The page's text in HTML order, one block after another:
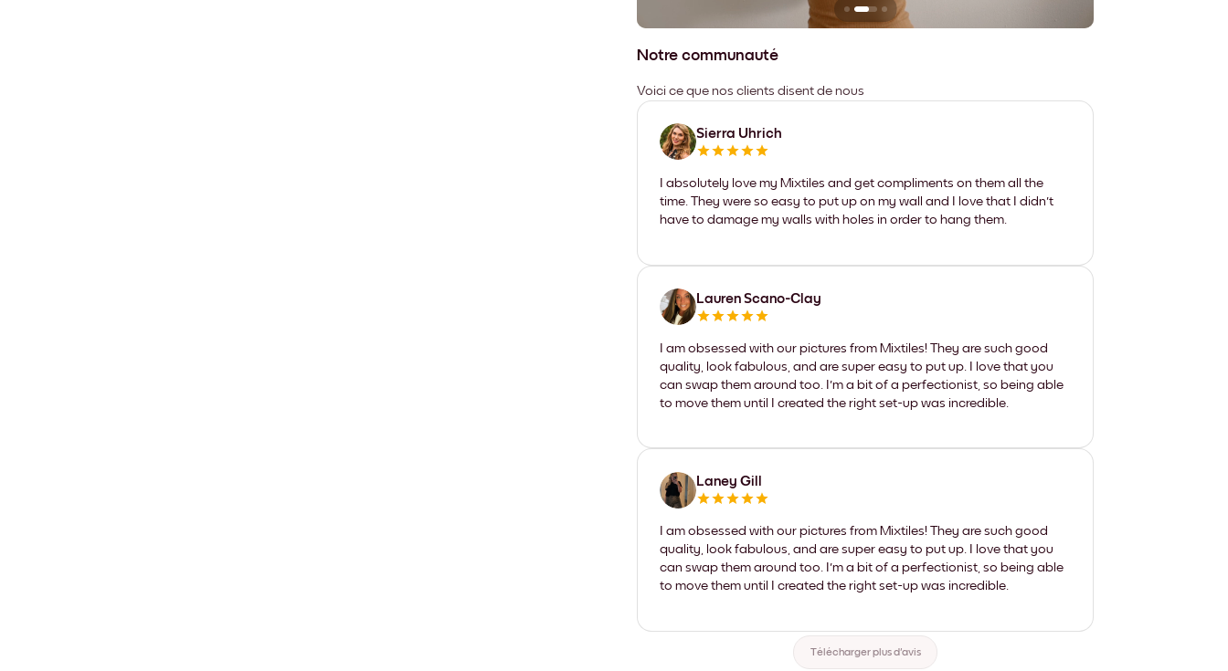
Notre communauté
Voici ce que nos clients disent de nous
Sierra Uhrich
I absolutely love my Mixtiles and get compliments on them all the
time. They were so easy to put up on my wall and I love that I didn't
have to damage my walls with holes in order to hang them.
Lauren Scano-Clay
I am obsessed with our pictures from Mixtiles! They are such good
quality, look fabulous, and are super easy to put up. I love that you
can swap them around too. I'm a bit of a perfectionist, so being able
to move them until I created the right set-up was incredible.
Laney Gill
I am obsessed with our pictures from Mixtiles! They are such good
quality, look fabulous, and are super easy to put up. I love that you
can swap them around too. I'm a bit of a perfectionist, so being able
to move them until I created the right set-up was incredible.
Télécharger plus d'avis